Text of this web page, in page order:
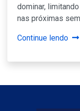
dominar,
nas próximas
Continue lendo